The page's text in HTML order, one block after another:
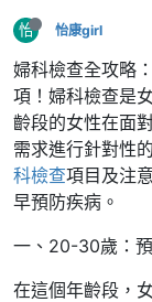
怡 怡康girl
婦科檢查全攻略
項！婦科檢查是
齡段的女性在面
需求進行針對性
科檢查項目及注
早預防疾病。
一、20-30歲：
在這個年齡段，